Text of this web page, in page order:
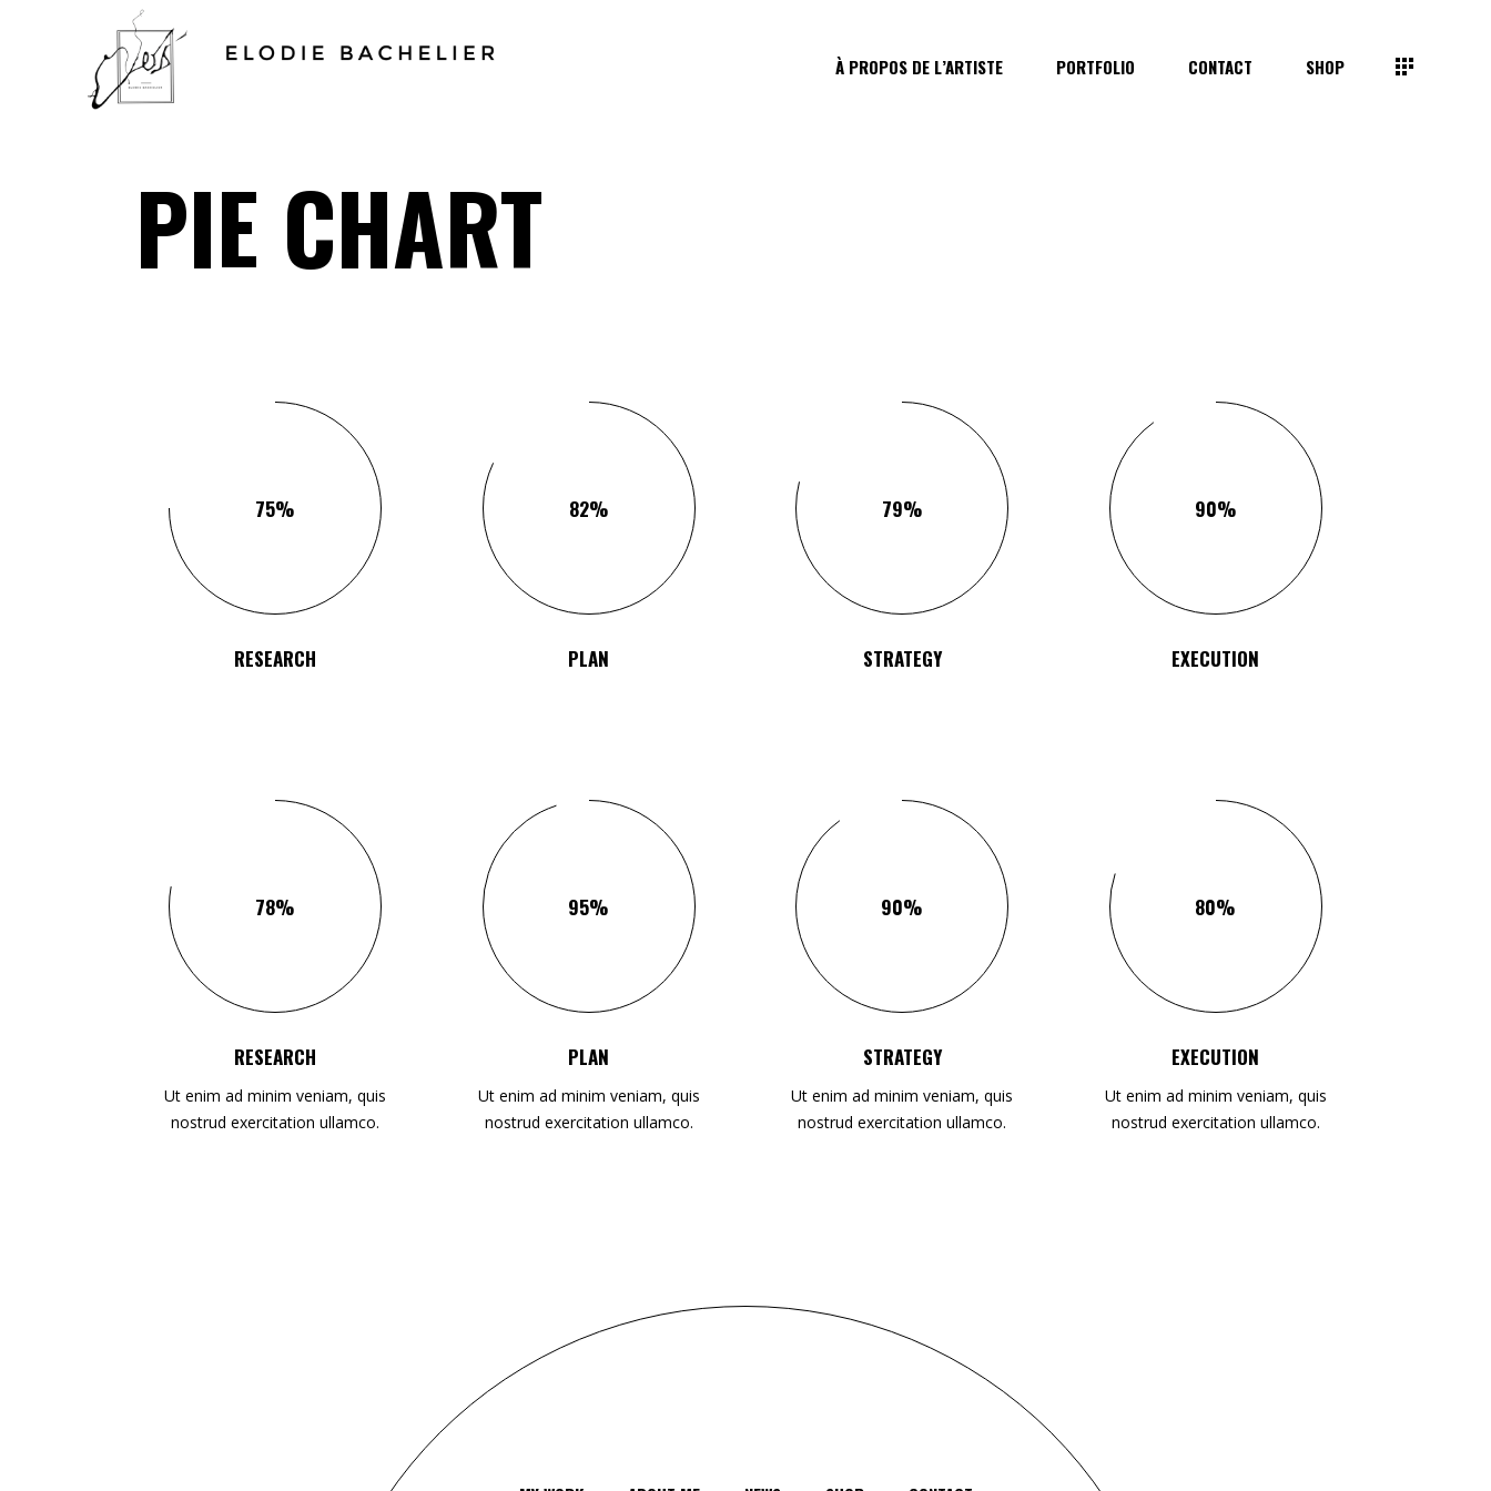
À PROPOS DE L’ARTISTE PORTFOLIO CONTACT SHOP
PIE CHART
75
RESEARCH
82
PLAN
79
STRATEGY
90
EXECUTION
78
RESEARCH
Ut enim ad minim veniam, quis
nostrud exercitation ullamco.
95
PLAN
Ut enim ad minim veniam, quis
nostrud exercitation ullamco.
90
STRATEGY
Ut enim ad minim veniam, quis
nostrud exercitation ullamco.
80
EXECUTION
Ut enim ad minim veniam, quis
nostrud exercitation ullamco.